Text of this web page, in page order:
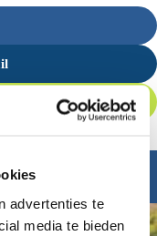
advertenties te
media te bieden